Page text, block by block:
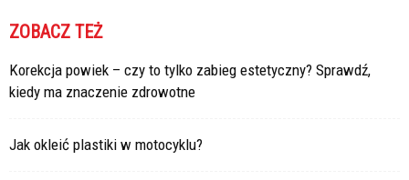
ZOBACZ TEŻ
Korekcja powiek – czy to tylko zabieg estetyczny? Sprawdź,
kiedy ma znaczenie zdrowotne
Jak okleić plastiki w motocyklu?